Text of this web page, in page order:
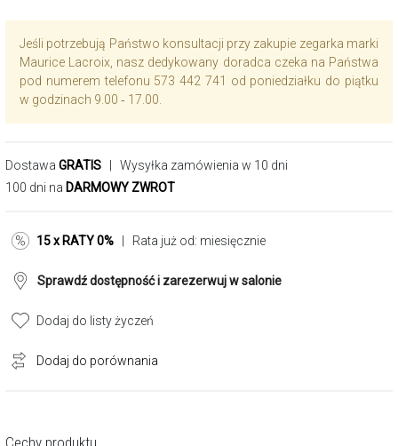
Cechy produktu
Jeśli potrzebują Państwo konsultacji przy zakupie zegarka marki
Maurice Lacroix, nasz dedykowany doradca czeka na Państwa
pod numerem telefonu 573 442 741 od poniedziałku do piątku
w godzinach 9.00 ‑ 17.00.
Dostawa GRATIS | Wysyłka zamówienia w 10 dni
100 dni na DARMOWY ZWROT
15 x RATY 0% | Rata już od: miesięcznie
Sprawdź dostępność i zarezerwuj w salonie
Dodaj do listy życzeń
Dodaj do porównania